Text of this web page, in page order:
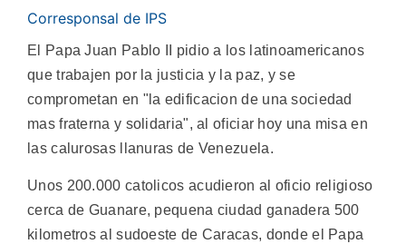
Corresponsal de IPS
El Papa Juan Pablo II pidio a los latinoamericanos
que trabajen por la justicia y la paz, y se
comprometan en "la edificacion de una sociedad
mas fraterna y solidaria", al oficiar hoy una misa en
las calurosas llanuras de Venezuela.
Unos 200.000 catolicos acudieron al oficio religioso
cerca de Guanare, pequena ciudad ganadera 500
kilometros al sudoeste de Caracas, donde el Papa